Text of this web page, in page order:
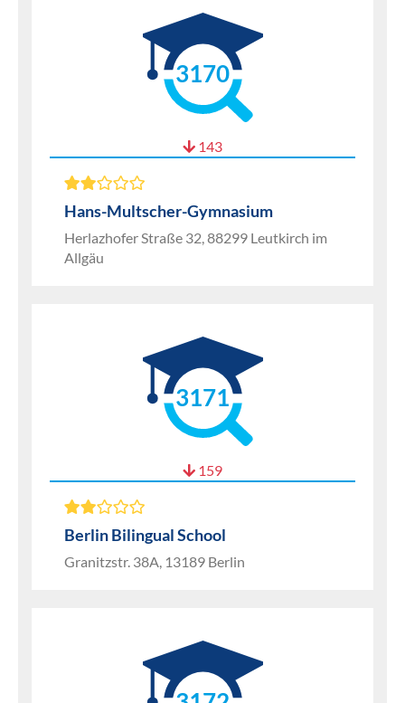
3170
143
Hans-Multscher-Gymnasium
Herlazhofer Straße 32, 88299 Leutkirch im
Allgäu
3171
159
Berlin Bilingual School
Granitzstr. 38A, 13189 Berlin